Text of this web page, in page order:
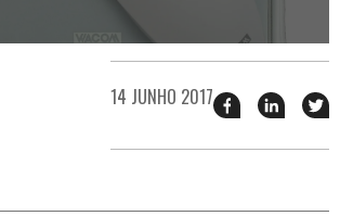
14 JUNHO 2017 Compartilhar
esse
no
esse
no